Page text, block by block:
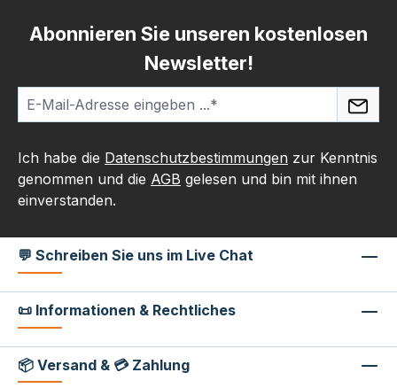
Abonnieren Sie unseren kostenlosen
Newsletter!
Ich habe die Datenschutzbestimmungen zur Kenntnis
genommen und die AGB gelesen und bin mit ihnen
einverstanden.
💬 Schreiben Sie uns im Live Chat
📜 Informationen & Rechtliches
📦 Versand & 💳 Zahlung